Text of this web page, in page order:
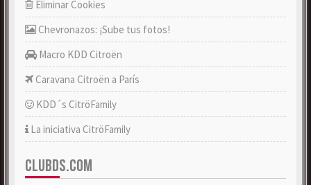
Eliminar Cookies
Chevronazos: ¡Sube tus fotos!
Macro KDD Citroën
Caravana Citroën a París
KDD´s CitröFamily
La iniciativa CitröFamily
CLUBDS.COM